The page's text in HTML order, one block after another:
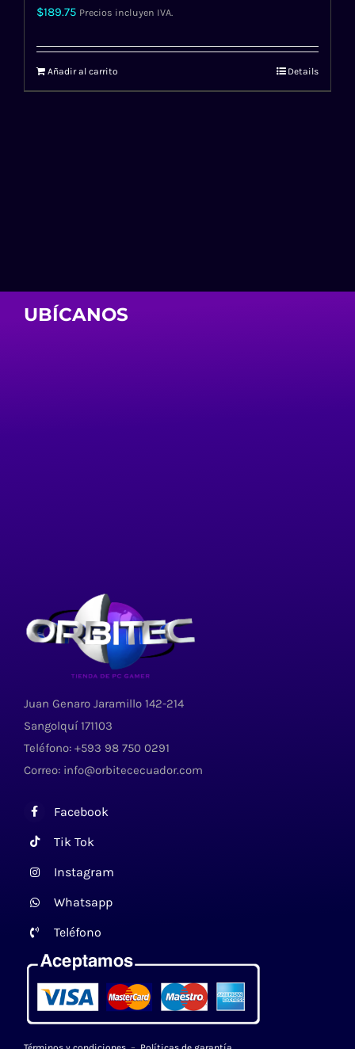
$189.75 Precios incluyen IVA.
Añadir al carrito Details
UBÍCANOS
Juan Genaro Jaramillo 142-214
Sangolquí 171103
Teléfono: +593 98 750 0291
Correo: info@orbitececuador.com
Facebook
Tik Tok
Instagram
Whatsapp
Teléfono